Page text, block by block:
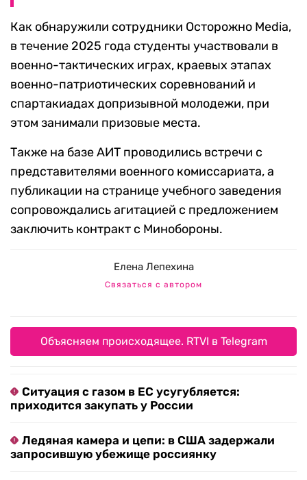
Как обнаружили сотрудники Осторожно Media,
в течение 2025 года студенты участвовали в
военно-тактических играх, краевых этапах
военно-патриотических соревнований и
спартакиадах допризывной молодежи, при
этом занимали призовые места.
Также на базе АИТ проводились встречи с
представителями военного комиссариата, а
публикации на странице учебного заведения
сопровождались агитацией с предложением
заключить контракт с Минобороны.
Елена Лепехина
Связаться с автором
Объясняем происходящее. RTVI в Telegram
Ситуация с газом в ЕС усугубляется:
приходится закупать у России
Ледяная камера и цепи: в США задержали
запросившую убежище россиянку